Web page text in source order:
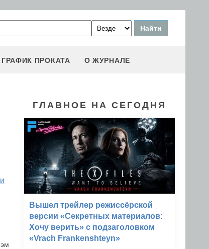
ГРАФИК ПРОКАТА О ЖУРНАЛЕ
и
ГЛАВНОЕ НА СЕГОДНЯ
Вышел трейлер режиссёрской
версии «Секретных материалов:
Хочу верить» с подзаголовком
«Vrach Frankenshteyn»